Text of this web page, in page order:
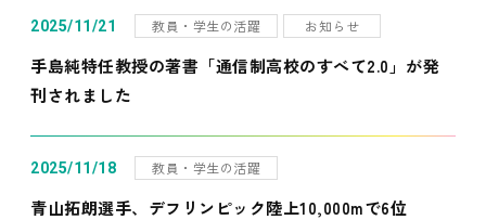
2025/11/21 教員・学生の活躍 お知らせ
手島純特任教授の著書「通信制高校のすべて2.0」が発
刊されました
2025/11/18 教員・学生の活躍
青山拓朗選手、デフリンピック陸上10,000mで6位